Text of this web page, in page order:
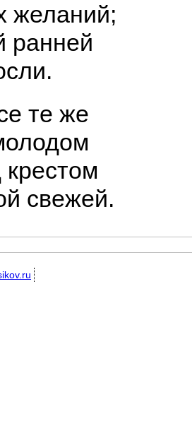
желаний;
ранней
те же
свежей.